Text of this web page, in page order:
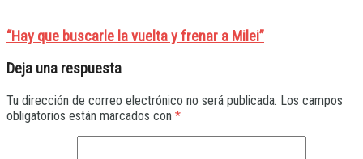
“Hay que buscarle la vuelta y frenar a Milei”
Deja una respuesta
Tu dirección de correo electrónico no será publicada. Los campos
obligatorios están marcados con *